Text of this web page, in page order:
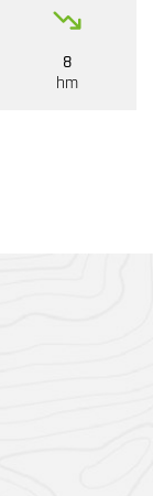
8
hm